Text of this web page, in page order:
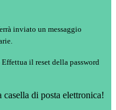
inviato un messaggio
il reset della password
di posta elettronica!